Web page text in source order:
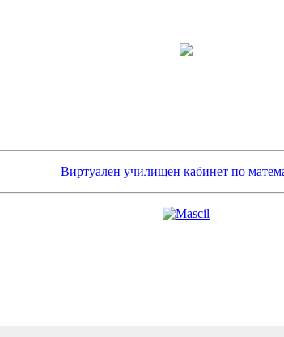
Виртуален училищен кабинет по